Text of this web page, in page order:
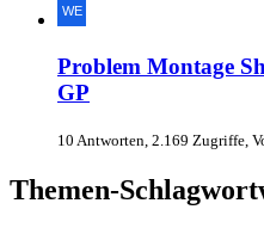
Problem Montage
GP
10 Antworten, 2.169 Zugriffe,
Themen-